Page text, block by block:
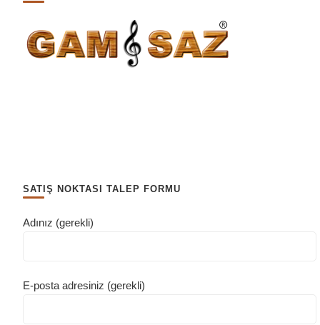
SATIŞ NOKTASI TALEP FORMU
Adınız (gerekli)
E-posta adresiniz (gerekli)